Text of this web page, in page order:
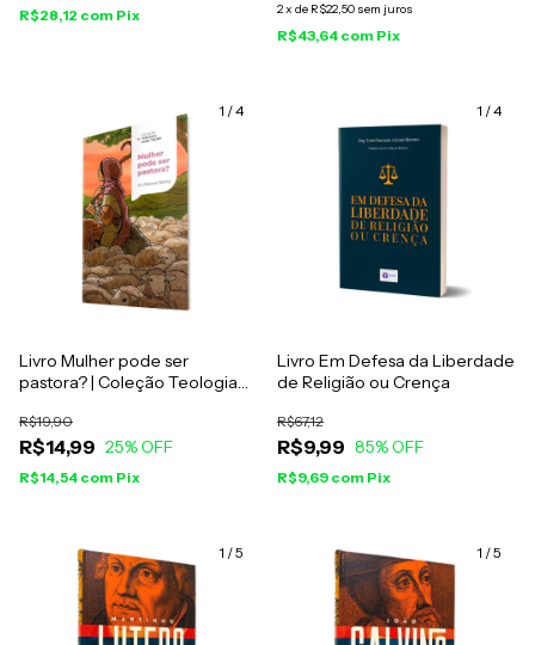
R$28,12 com Pix 2x de R$22,50 sem juros
R$43,64 com Pix
1 /4
Livro Mulher pode ser
pastora? | Coleção Teologia
Baracy
R$14,99
R$19,90
25% OFF
R$14,54 com Pix
1 /4
Livro Em Defesa da Liberdade
de Religião ou Crença
R$9,99
R$67,12
85% OFF
R$9,69 com Pix
1 /5 1 /5